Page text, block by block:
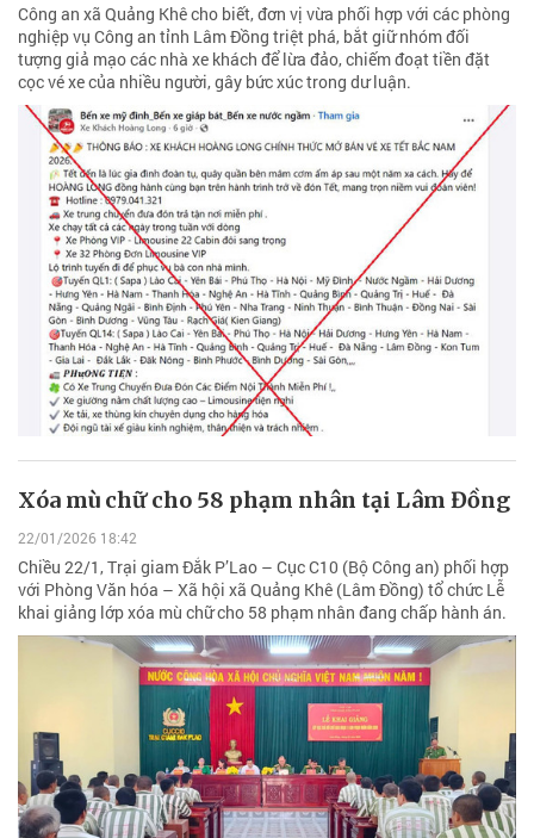
Công an xã Quảng Khê cho biết, đơn vị vừa phối hợp với các phòng
nghiệp vụ Công an tỉnh Lâm Đồng triệt phá, bắt giữ nhóm đối
tượng giả mạo các nhà xe khách để lừa đảo, chiếm đoạt tiền đặt
cọc vé xe của nhiều người, gây bức xúc trong dư luận.
Xóa mù chữ cho 58 phạm nhân tại Lâm Đồng
22/01/2026 18:42
Chiều 22/1, Trại giam Đắk P’Lao – Cục C10 (Bộ Công an) phối hợp
với Phòng Văn hóa – Xã hội xã Quảng Khê (Lâm Đồng) tổ chức Lễ
khai giảng lớp xóa mù chữ cho 58 phạm nhân đang chấp hành án.